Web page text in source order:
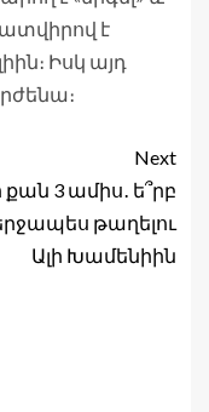
է
Իսկ այդ
Next
քան 3 ամիս․ ե՞րբ
թաղելու
Ալի Խամենիին